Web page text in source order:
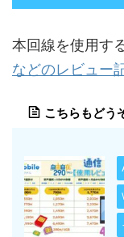
本回線を使用す
などのレビュー
こちらもどう